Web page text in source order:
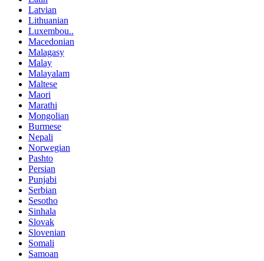
Latvian
Lithuanian
Luxembou..
Macedonian
Malagasy
Malay
Malayalam
Maltese
Maori
Marathi
Mongolian
Burmese
Nepali
Norwegian
Pashto
Persian
Punjabi
Serbian
Sesotho
Sinhala
Slovak
Slovenian
Somali
Samoan